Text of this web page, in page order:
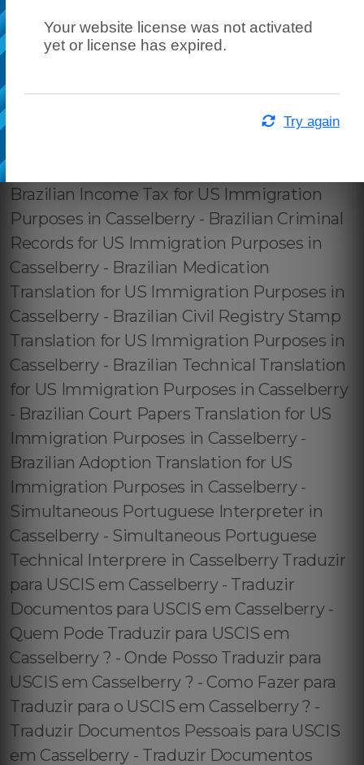
Your website license was not activated
yet or license has expired.
Try again